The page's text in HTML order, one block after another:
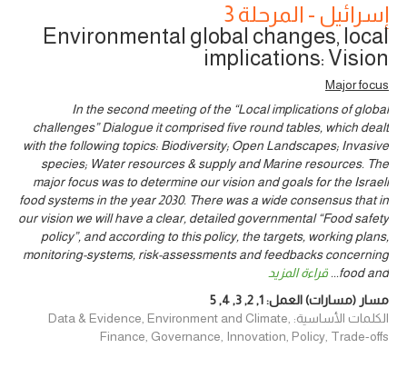
إسرائيل - المرحلة 3
Environmental global changes, local
implications: Vision
Major focus
In the second meeting of the “Local implications of global
challenges” Dialogue it comprised five round tables, which dealt
with the following topics: Biodiversity; Open Landscapes; Invasive
species; Water resources & supply and Marine resources. The
major focus was to determine our vision and goals for the Israeli
food systems in the year 2030. There was a wide consensus that in
our vision we will have a clear, detailed governmental “Food safety
policy”, and according to this policy, the targets, working plans,
monitoring-systems, risk-assessments and feedbacks concerning
food and
... قراءة المزيد
مسار (مسارات) العمل:1
,
2
,
3
,
4
,
5
الكلمات الأساسية: Data & Evidence, Environment and Climate,
Finance, Governance, Innovation, Policy, Trade-offs